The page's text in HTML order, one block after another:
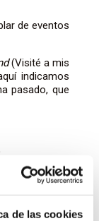
de las cookies
de eventos
(Visité a mis
indicamos
pasado, que
sucedieron,